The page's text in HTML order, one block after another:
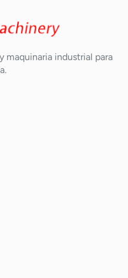
maquinaria industrial para